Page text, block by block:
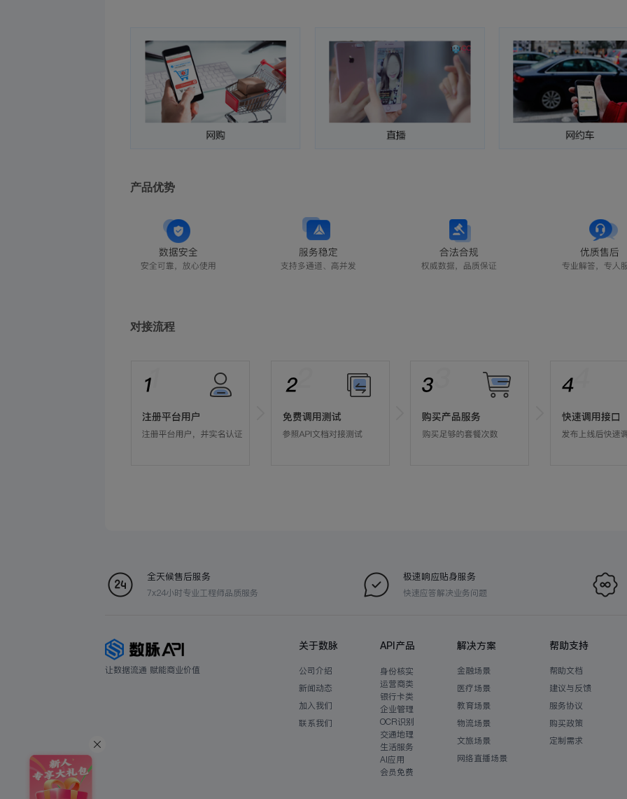
产品优势
对接流程
全天候售后服务
7x24小时专业工程师品质服务
极速响应贴身服务
快速应答解决业务问题
让数据流通 赋能商业价值
关于数脉
公司介绍
新闻动态
加入我们
联系我们
API产品
身份核实
运营商类
银行卡类
企业管理
OCR识别
交通地理
生活服务
AI应用
会员免费
解决方案
金融场景
医疗场景
教育场景
物流场景
文旅场景
网络直播场景
帮助支持
帮助文档
建议与反馈
服务协议
购买政策
定制需求